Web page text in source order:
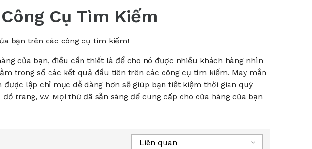
Cụ Tìm Kiếm
bạn trên các công cụ tìm kiếm!
của bạn, điều cần thiết là để cho nó được nhiều khách hàng nhìn
trong số các kết quả đầu tiên trên các công cụ tìm kiếm. May mắn
được lập chỉ mục dễ dàng hơn sẽ giúp bạn tiết kiệm thời gian quý
trang, v.v. Mọi thứ đã sẵn sàng để cung cấp cho cửa hàng của bạn
Liên quan